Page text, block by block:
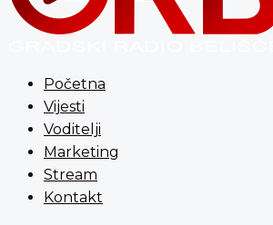
Početna
Vijesti
Voditelji
Marketing
Stream
Kontakt